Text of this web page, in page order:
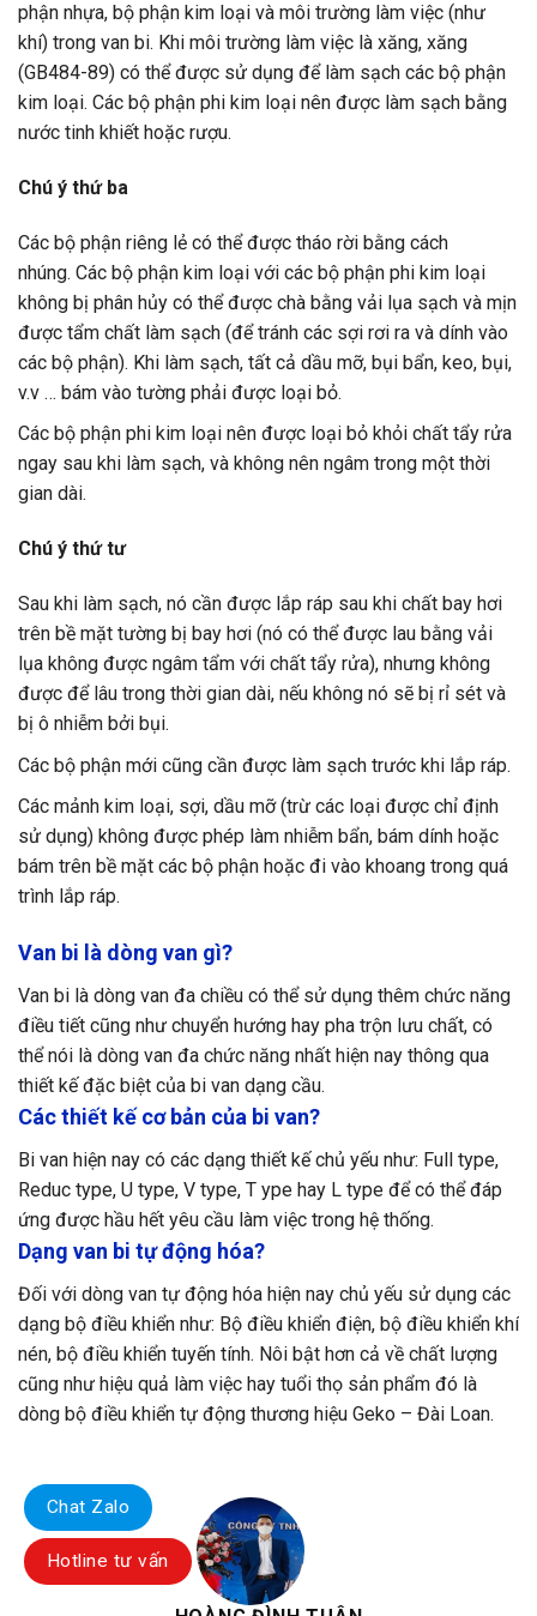
phận nhựa, bộ phận kim loại và môi trường làm việc (như
khí) trong van bi. Khi môi trường làm việc là xăng, xăng
(GB484-89) có thể được sử dụng để làm sạch các bộ phận
kim loại. Các bộ phận phi kim loại nên được làm sạch bằng
nước tinh khiết hoặc rượu.
Chú ý thứ ba
Các bộ phận riêng lẻ có thể được tháo rời bằng cách
nhúng. Các bộ phận kim loại với các bộ phận phi kim loại
không bị phân hủy có thể được chà bằng vải lụa sạch và mịn
được tẩm chất làm sạch (để tránh các sợi rơi ra và dính vào
các bộ phận). Khi làm sạch, tất cả dầu mỡ, bụi bẩn, keo, bụi,
v.v … bám vào tường phải được loại bỏ.
Các bộ phận phi kim loại nên được loại bỏ khỏi chất tẩy rửa
ngay sau khi làm sạch, và không nên ngâm trong một thời
gian dài.
Chú ý thứ tư
Sau khi làm sạch, nó cần được lắp ráp sau khi chất bay hơi
trên bề mặt tường bị bay hơi (nó có thể được lau bằng vải
lụa không được ngâm tẩm với chất tẩy rửa), nhưng không
được để lâu trong thời gian dài, nếu không nó sẽ bị rỉ sét và
bị ô nhiễm bởi bụi.
Các bộ phận mới cũng cần được làm sạch trước khi lắp ráp.
Các mảnh kim loại, sợi, dầu mỡ (trừ các loại được chỉ định
sử dụng) không được phép làm nhiễm bẩn, bám dính hoặc
bám trên bề mặt các bộ phận hoặc đi vào khoang trong quá
trình lắp ráp.
Van bi là dòng van gì?
Van bi là dòng van đa chiều có thể sử dụng thêm chức năng
điều tiết cũng như chuyển hướng hay pha trộn lưu chất, có
thể nói là dòng van đa chức năng nhất hiện nay thông qua
thiết kế đặc biệt của bi van dạng cầu.
Các thiết kế cơ bản của bi van?
Bi van hiện nay có các dạng thiết kế chủ yếu như: Full type,
Reduc type, U type, V type, T ype hay L type để có thể đáp
ứng được hầu hết yêu cầu làm việc trong hệ thống.
Dạng van bi tự động hóa?
Đối với dòng van tự động hóa hiện nay chủ yếu sử dụng các
dạng bộ điều khiển như: Bộ điều khiển điện, bộ điều khiển khí
nén, bộ điều khiển tuyến tính. Nôi bật hơn cả về chất lượng
cũng như hiệu quả làm việc hay tuổi thọ sản phẩm đó là
dòng bộ điều khiển tự động thương hiệu Geko – Đài Loan.
Chat Zalo
Hotline tư vấn